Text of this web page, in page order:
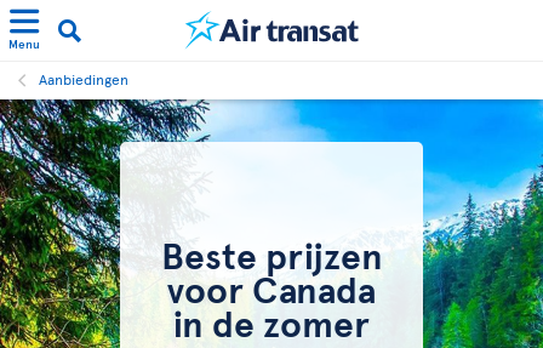
Menu
Aanbiedingen
Beste prijzen
voor Canada
in de zomer